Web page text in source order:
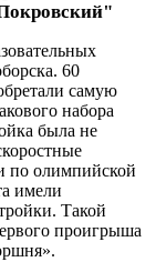
60
самую
набора
была не
по олимпийской
имели
Такой
проигрыша